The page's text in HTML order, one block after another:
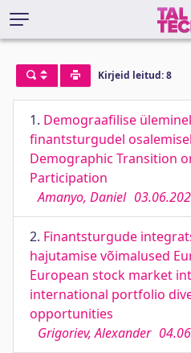
Kirjeid leitud: 8
1. Demograafilise
finantsturgudel
Demographic Transition
Participation
Amanyo, Daniel
2. Finantsturgude
hajutamise võimalused
European stock market
international portfolio
opportunities
Grigoriev, Alexander